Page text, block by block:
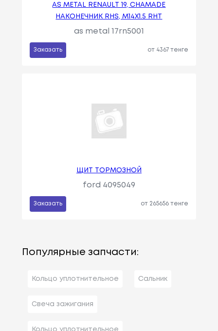
AS METAL RENAULT 19, CHAMADE
НАКОНЕЧНИК RHS, M14X1.5 RHT
as metal 17rn5001
Заказать от 4367 тенге
ЩИТ ТОРМОЗНОЙ
ford 4095049
Заказать от 265656 тенге
Популярные запчасти:
Кольцо уплотнительное Сальник
Свеча зажигания
Кольцо уплотнительное